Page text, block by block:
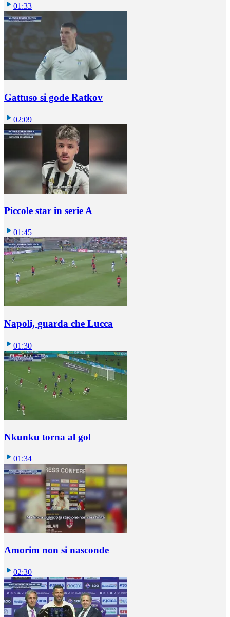
01:33
Gattuso si gode Ratkov
02:09
Piccole star in serie A
01:45
Napoli, guarda che Lucca
01:30
Nkunku torna al gol
01:34
Amorim non si nasconde
02:30